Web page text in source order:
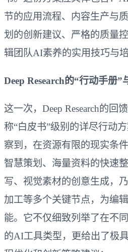
节的应用流程、内容生产与
划的创新建议、严格的质量
辑团队AI素养的实用技巧与
Deep Research的“行动手册”
这一次，Deep Research的回
称“白皮书”级别的详尽行动
察到，在资源有限的现实条
智慧策划、海量资料的快速
写、视觉素材的创意生成，
加工等多个关键节点，为编
能。它不仅细致列举了在不
的AI工具类型，更给出了极